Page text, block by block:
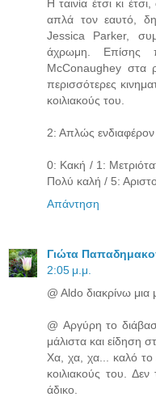
Η ταινία έτσι κι
απλά τον εαυτό,
Jessica Parker,
άχρωμη. Επίσης
McConaughey στα
περισσότερες
κοιλιακούς του.
2: Απλώς ενδιαφέρον
0: Κακή / 1:
Πολύ καλή / 5:
Απάντηση
Γιώτα
2:05 μ.μ.
@ Aldo διακρίνω μια
@ Αργύρη το
μάλιστα και είδηση
Χα, χα, χα... καλό το
κοιλιακούς του. Δεν
άδικο.